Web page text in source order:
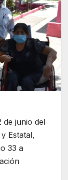
de junio del
Estatal,
33 a